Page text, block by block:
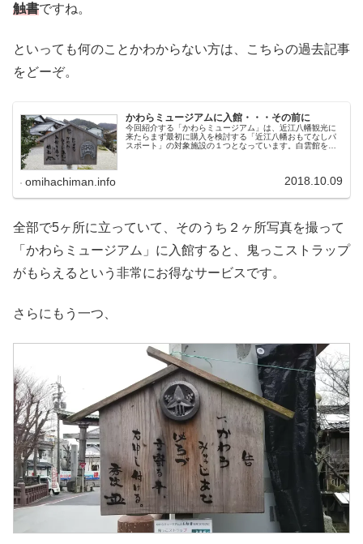
触書ですね。
といっても何のことかわからない方は、こちらの過去記事
をどーぞ。
かわらミュージアムに入館・・・その前に
今回紹介する「かわらミュージアム」は、近江八幡観光に
来たらまず最初に購入を検討する「近江八幡おもてなしパ
スポート」の対象施設の１つとなっています。白雲館を中
omihachiman.info 2018.10.09
全部で5ヶ所に立っていて、そのうち２ヶ所写真を撮って
「かわらミュージアム」に入館すると、鬼っこストラップ
がもらえるという非常にお得なサービスです。
さらにもう一つ、